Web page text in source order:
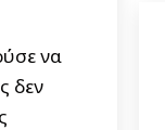
να
δεν